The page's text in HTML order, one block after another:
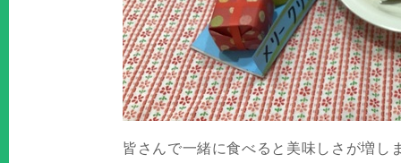
皆さんで一緒に食べると美味しさが増し